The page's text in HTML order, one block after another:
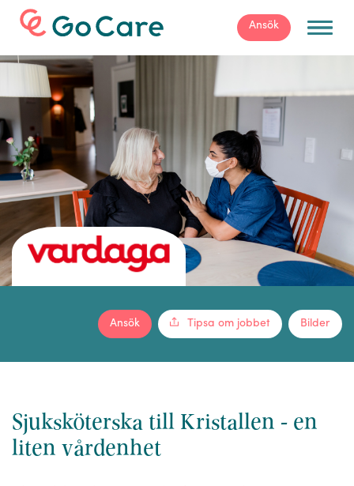
För arbetsgivare Ansök
Bilder
Tipsa om jobbet
Ansök
Sjuksköterska till Kristallen - en
liten vårdenhet